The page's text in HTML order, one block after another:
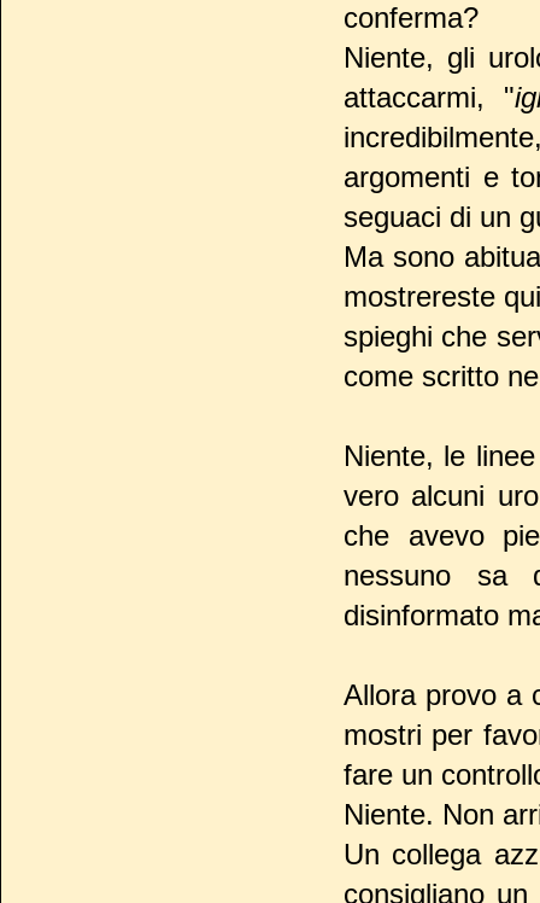
conferma?
Niente, gli
attaccarmi, "
argomenti e
seguaci di un
Ma sono
mostrereste
spieghi che
come scritto
Niente, le
vero alcuni
che avevo
nessuno sa
disinformato
Allora provo a
mostri per
fare un
Niente. Non
Un collega
consigliano